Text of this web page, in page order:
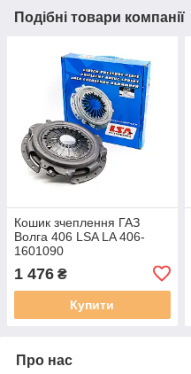
Подібні товари компанії
Кошик зчеплення ГАЗ
Волга 406 LSA LA 406-
1601090
1 476 ₴
Купити
Про нас